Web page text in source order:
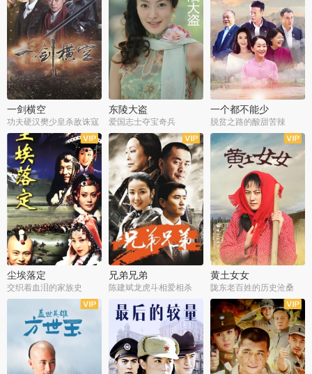
一剑横空
功夫硬汉樊少皇杀敌诛寇
东陵大盗
爱国志士夺宝奇兵
一个都不能少
脱贫之路的酸甜苦辣
全25集
尘埃落定
交织着血泪的家族史
全50集
兄弟兄弟
陈建斌龙虎斗相爱相杀
全23集
黄土女女
陇东老百姓的历史沧桑
全36集
全28集 全44集